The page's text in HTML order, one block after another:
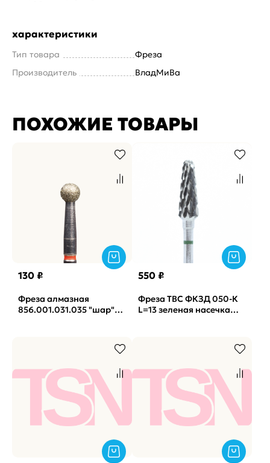
характеристики
Тип товара
Фреза
Производитель
ВладМиВа
ПОХОЖИЕ ТОВАРЫ
130 ₽
Фреза алмазная
856.001.031.035 "шар"
550 ₽
Фреза ТВС ФКЗД 050-К
L=13 зеленая насечка